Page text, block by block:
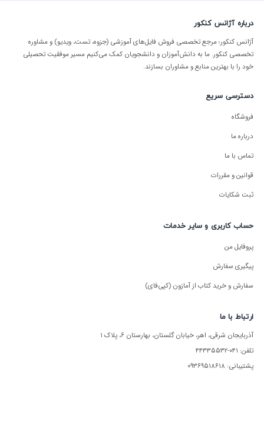
درباره آژانس کنکور
آژانس کنکور؛ مرجع تخصصی فروش فایل‌های آموزشی (جزوه، تست، ویدیو) و مشاوره
تخصصی کنکور. ما به دانش‌آموزان و دانشجویان کمک می‌کنیم مسیر موفقیت تحصیلی
خود را با بهترین منابع و مشاوران بسازند.
دسترسی سریع
فروشگاه
درباره ما
تماس با ما
قوانین و مقررات
ثبت شکایات
حساب کاربری و سایر خدمات
پروفایل من
پیگیری سفارش
سفارش و خرید کتاب از آمازون (کپی‌فای)
ارتباط با ما
آذربایجان شرقی، اهر، خیابان گلستان، بهارستان ۶، پلاک ۱
تلفن: ۰۴۱-۴۴۳۳۵۵۳۲
پشتیبانی: ۰۹۳۶۹۵۱۸۶۱۸